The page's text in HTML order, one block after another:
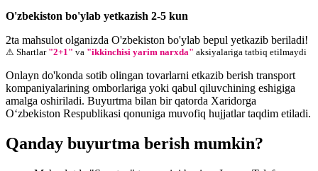
O'zbekiston bo'ylab yetkazish 2-5 kun
2ta mahsulot olganizda O'zbekiston bo'ylab bepul yetkazib beriladi!
⚠ Shartlar "2+1" va "ikkinchisi yarim narxda" aksiyalariga tatbiq etilmaydi
Onlayn do'konda sotib olingan tovarlarni etkazib berish transport
kompaniyalarining omborlariga yoki qabul qiluvchining eshigiga
amalga oshiriladi. Buyurtma bilan bir qatorda Xaridorga
O‘zbekiston Respublikasi qonuniga muvofiq hujjatlar taqdim etiladi.
Qanday buyurtma berish mumkin?